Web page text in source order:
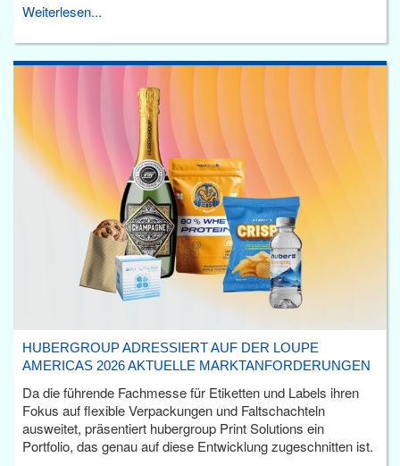
Weiterlesen...
HUBERGROUP ADRESSIERT AUF DER LOUPE
AMERICAS 2026 AKTUELLE MARKTANFORDERUNGEN
Da die führende Fachmesse für Etiketten und Labels ihren
Fokus auf flexible Verpackungen und Faltschachteln
ausweitet, präsentiert hubergroup Print Solutions ein
Portfolio, das genau auf diese Entwicklung zugeschnitten ist.